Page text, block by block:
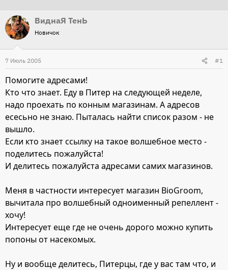
о
р
т
е
ы
а
л
а
ВиднаЯ ТенЬ
Новичок
7 Июль 2005 #1
Помогите адресами!
Кто что знает. Еду в Питер на следующей неделе,
надо проехать по конным магазинам. А адресов
есесьно не знаю. Пыталась найти список разом - не
вышло.
Если кто знает ссылку на такое волшебное место -
поделитесь пожалуйста!
И делитесь пожалуйста адресами самих магазинов.
Меня в частности интересует магазин BioGroom,
вычитала про волшебный одноименный репеллент -
хочу!
Интересует еще где не очень дорого можно купить
попоны от насекомых.
Ну и вообще делитесь, Питерцы, где у вас там что, и